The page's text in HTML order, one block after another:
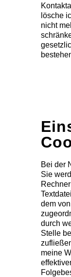
lösche
nicht
Bei der
Sie
dem
durch
Stelle
meine